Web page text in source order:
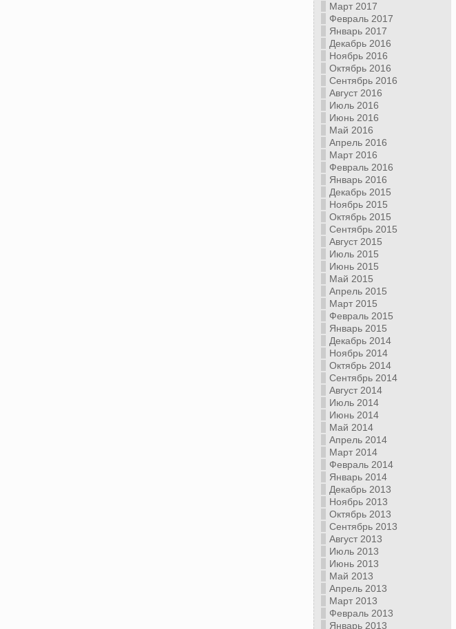
Март 2017
Февраль 2017
Январь 2017
Декабрь 2016
Ноябрь 2016
Октябрь 2016
Сентябрь 2016
Август 2016
Июль 2016
Июнь 2016
Май 2016
Апрель 2016
Март 2016
Февраль 2016
Январь 2016
Декабрь 2015
Ноябрь 2015
Октябрь 2015
Сентябрь 2015
Август 2015
Июль 2015
Июнь 2015
Май 2015
Апрель 2015
Март 2015
Февраль 2015
Январь 2015
Декабрь 2014
Ноябрь 2014
Октябрь 2014
Сентябрь 2014
Август 2014
Июль 2014
Июнь 2014
Май 2014
Апрель 2014
Март 2014
Февраль 2014
Январь 2014
Декабрь 2013
Ноябрь 2013
Октябрь 2013
Сентябрь 2013
Август 2013
Июль 2013
Июнь 2013
Май 2013
Апрель 2013
Март 2013
Февраль 2013
Январь 2013